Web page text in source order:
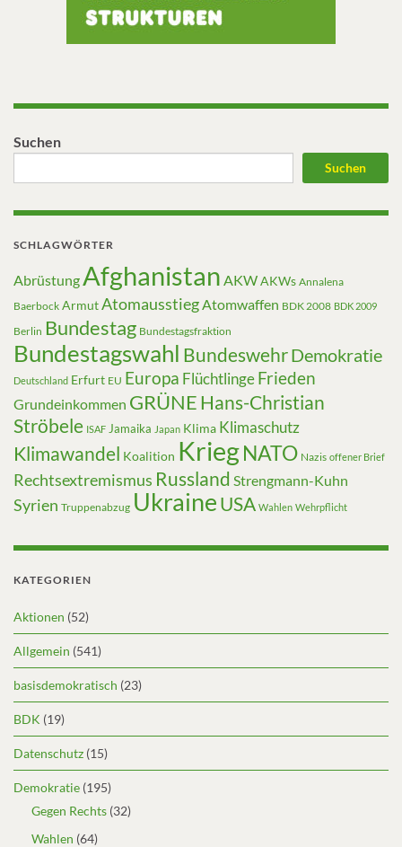
Suchen
Suchen
SCHLAGWÖRTER
Abrüstung Afghanistan AKWAKWs Annalena
Baerbock ArmutAtomausstiegAtomwaffen BDK 2008 BDK 2009
Berlin Bundestag Bundestagsfraktion
Bundestagswahl BundeswehrDemokratie
Deutschland Erfurt EU Europa FlüchtlingeFrieden
Grundeinkommen GRÜNE Hans-Christian
Ströbele ISAF Jamaika Japan Klima Klimaschutz
Klimawandel Koalition KriegNATO Nazis offener Brief
Rechtsextremismus Russland Strengmann-Kuhn
Syrien Truppenabzug UkraineUSA Wahlen Wehrpflicht
KATEGORIEN
Aktionen (52)
Allgemein (541)
basisdemokratisch (23)
BDK (19)
Datenschutz (15)
Demokratie (195)
Gegen Rechts (32)
Wahlen (64)